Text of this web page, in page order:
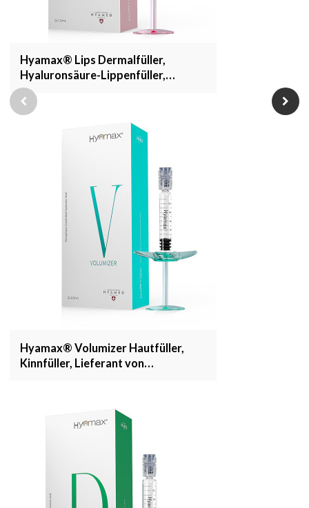
Hyamax® Lips Dermalfüller,
Hyaluronsäure-Lippenfüller,
Hersteller von Lippeninjektionen,
Großhandel und kundenspezifisch
Hyamax® Volumizer Hautfüller,
Kinnfüller, Lieferant von